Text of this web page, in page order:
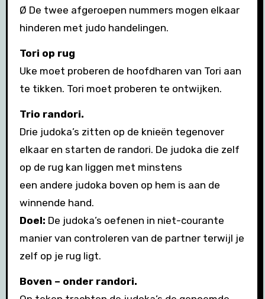
Ø De twee afgeroepen nummers mogen elkaar
hinderen met judo handelingen.
Tori op rug
Uke moet proberen de hoofdharen van Tori aan
te tikken. Tori moet proberen te ontwijken.
Trio randori.
Drie judoka’s zitten op de knieën tegenover
elkaar en starten de randori. De judoka die zelf
op de rug kan liggen met minstens
een andere judoka boven op hem is aan de
winnende hand.
Doel: De judoka’s oefenen in niet-courante
manier van controleren van de partner terwijl je
zelf op je rug ligt.
Boven – onder randori.